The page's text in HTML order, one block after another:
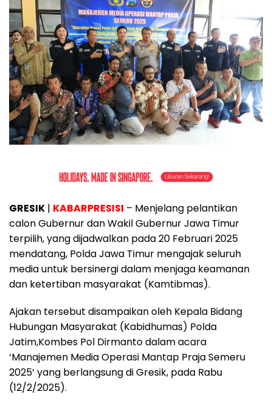
GRESIK | KABARPRESISI – Menjelang pelantikan
calon Gubernur dan Wakil Gubernur Jawa Timur
terpilih, yang dijadwalkan pada 20 Februari 2025
mendatang, Polda Jawa Timur mengajak seluruh
media untuk bersinergi dalam menjaga keamanan
dan ketertiban masyarakat (Kamtibmas).
Ajakan tersebut disampaikan oleh Kepala Bidang
Hubungan Masyarakat (Kabidhumas) Polda
Jatim,Kombes Pol Dirmanto dalam acara
‘Manajemen Media Operasi Mantap Praja Semeru
2025’ yang berlangsung di Gresik, pada Rabu
(12/2/2025).